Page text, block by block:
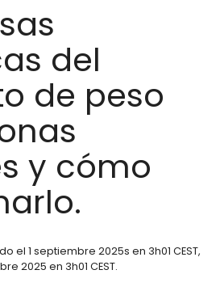
del
de peso
y cómo
el 1 septiembre 2025s en 3h01 CEST,
2025 en 3h01 CEST.